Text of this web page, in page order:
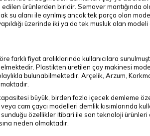
ürünlerden biridir. Semaver mantığında
su alanı ile ayrılmış ancak tek parça olan
üzerinde iki ya da tek musluk olan modeli
farklı fiyat aralıklarında kullanıcılara
Plastikten üretilen çay makinesi
bulunabilmektedir. Arçelik, Arzum,
büyük, birden fazla içecek demleme
cam çaycı modelleri demlik kısımlarında
özellikler itibari ile son teknoloji ürünleri
neden olmaktadır.